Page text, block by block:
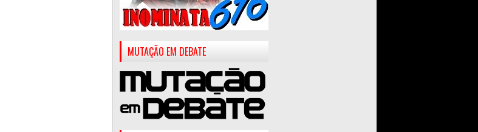
MUTAÇÃO EM DEBATE